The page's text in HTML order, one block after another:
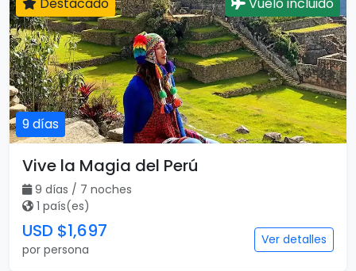
9 días
Vive la Magia del Perú
9 días / 7 noches
1 país(es)
USD $1,697
por persona
Ver detalles